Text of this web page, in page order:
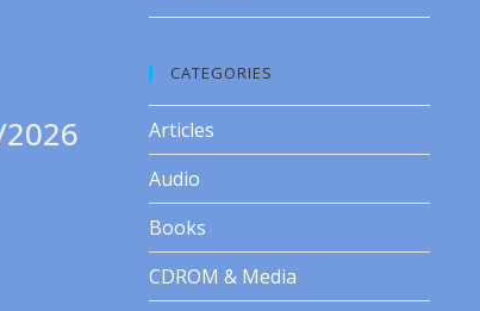
CATEGORIES
Articles
Audio
Books
CDROM & Media